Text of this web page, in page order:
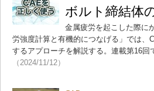
ボルト締結体
金属疲労を起こした際に
労強度計算と有機的につなげる」では、
するアプローチを解説する。連載第16
（2024/11/12）